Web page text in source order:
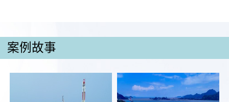
案例故事